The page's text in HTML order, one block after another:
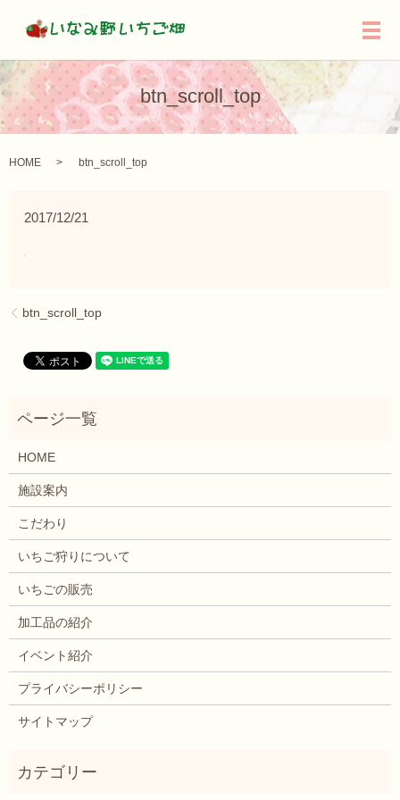
メ
btn_scroll_top
HOME btn_scroll_top
2017/12/21
btn_scroll_top
HOME
施設案内
こだわり
いちご狩りについて
いちごの販売
加工品の紹介
イベント紹介
プライバシーポリシー
サイトマップ